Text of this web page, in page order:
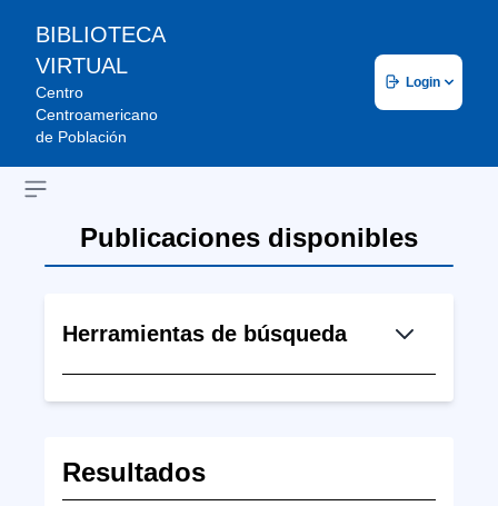
BIBLIOTECA
VIRTUAL
Centro
Centroamericano
de Población
Login
Open sidebar
Publicaciones disponibles
Herramientas de búsqueda
Resultados